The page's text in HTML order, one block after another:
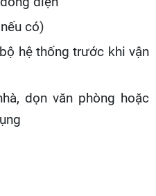
có)
hệ thống trước khi vận
dọn văn phòng hoặc